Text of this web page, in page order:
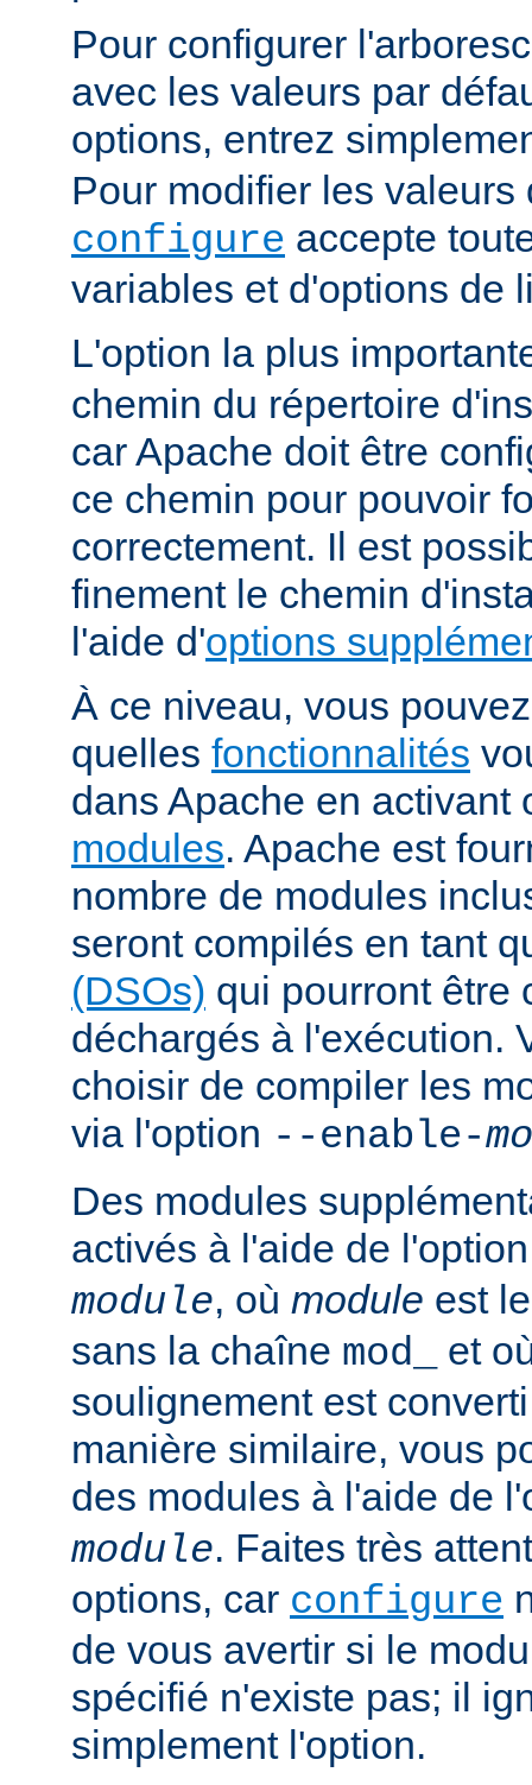
Pour configurer
avec les valeurs par
options, entrez
Pour modifier les valeurs
configure accepte
variables et d'options de
L'option la plus
chemin du répertoire
car Apache doit être
ce chemin pour pouvoir
correctement. Il est
finement le chemin
l'aide d'options
À ce niveau, vous
quelles fonctionnalités
dans Apache en activant
modules. Apache est
nombre de modules
seront compilés en tant
(DSOs) qui pourront être
déchargés à l'exécution.
choisir de compiler les
via l'option --enable-
Des modules
activés à l'aide de
module, où module est
sans la chaîne mod_
et
soulignement est
manière similaire, vous
des modules à l'aide de
module. Faites très
options, car configure
de vous avertir si le
spécifié n'existe pas; il
simplement l'option.